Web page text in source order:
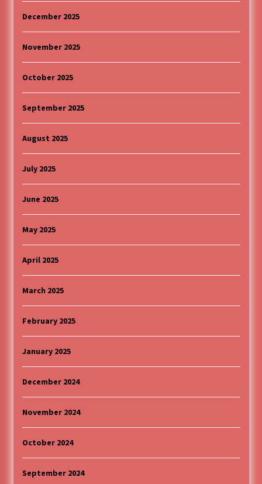
December 2025
November 2025
October 2025
September 2025
August 2025
July 2025
June 2025
May 2025
April 2025
March 2025
February 2025
January 2025
December 2024
November 2024
October 2024
September 2024